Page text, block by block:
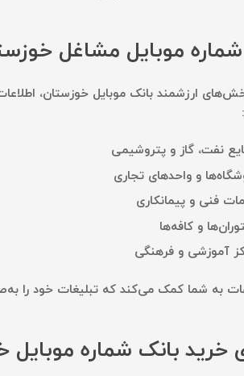
موبایل مشاغل
ارزشمند بانک موبایل خوزستان،
نفت، گاز و پتروشیمی
و واحدهای تجاری
فنی و پیمانکاری
و کافه‌ها
آموزشی و فرهنگی
به شما کمک می‌کند که تبلیغات خود را
خرید بانک شماره موبایل